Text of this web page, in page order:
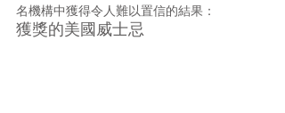
名機構中獲得令人難以置信的結果：
獲獎的美國威士忌